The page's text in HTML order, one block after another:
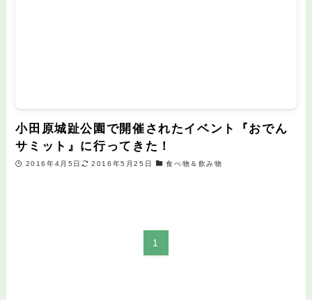
小田原城趾公園で開催されたイベント『おでん
サミット』に行ってきた！
2016年4月5日 2016年5月25日 食べ物＆飲み物
1